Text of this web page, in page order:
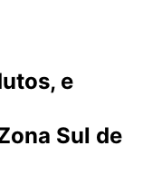
e
Sul de